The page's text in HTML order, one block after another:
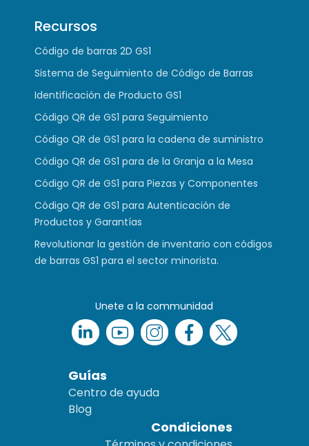
Recursos
Código de barras 2D GS1
Sistema de Seguimiento de Código de Barras
Identificación de Producto GS1
Código QR de GS1 para Seguimiento
Código QR de GS1 para la cadena de suministro
Código QR de GS1 para de la Granja a la Mesa
Código QR de GS1 para Piezas y Componentes
Código QR de GS1 para Autenticación de
Productos y Garantías
Revolutionar la gestión de inventario con códigos
de barras GS1 para el sector minorista.
Unete a la communidad
Guías
Centro de ayuda
Blog
Condiciones